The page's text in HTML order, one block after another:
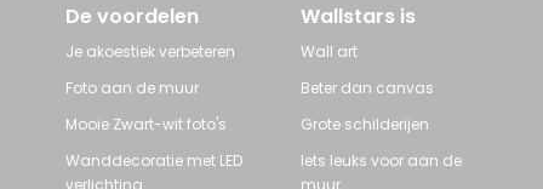
De voordelen
Je akoestiek verbeteren
Foto aan de muur
Mooie Zwart-wit foto's
Wanddecoratie met LED
verlichting
Wallstars is
Wall art
Beter dan canvas
Grote schilderijen
Iets leuks voor aan de
muur